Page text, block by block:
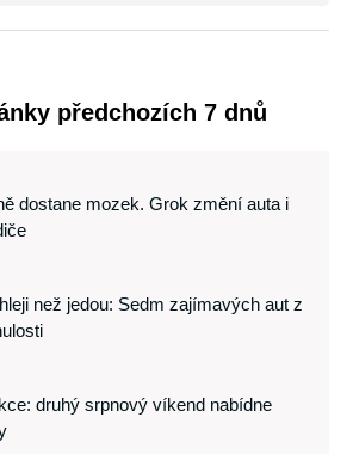
předchozích 7 dnů
dostane mozek. Grok změní auta i
než jedou: Sedm zajímavých aut z
druhý srpnový víkend nabídne